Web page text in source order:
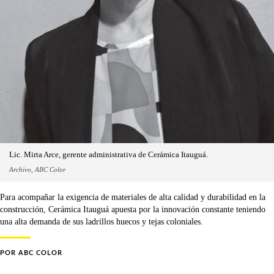
Lic. Mirta Arce, gerente administrativa de Cerámica Itauguá.
Archivo, ABC Color
Para acompañar la exigencia de materiales de alta calidad y durabilidad en la
construcción, Cerámica Itauguá apuesta por la innovación constante teniendo
una alta demanda de sus ladrillos huecos y tejas coloniales.
POR ABC COLOR